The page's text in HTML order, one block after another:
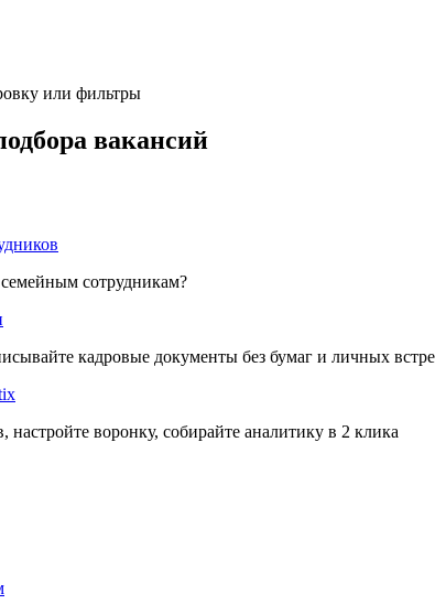
или фильтры
вакансий
сотрудникам?
кадровые документы без бумаг и личных
настройте воронку, собирайте аналитику в 2 клика